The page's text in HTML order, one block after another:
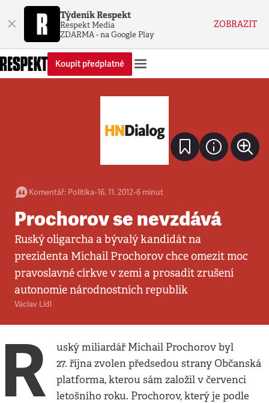
× Týdeník Respekt
Respekt Media
ZDARMA - na Google Play
ZOBRAZIT
Koupit předplatné
Komentář: Politika•16. 11. 2012•6 minut
Prochorov se nevzdává
Ruský oligarcha a bývalý kandidát na
prezidenta Michail Prochorov chce omezit moc
pravoslavné církve v zemi a prosadit zrušení
autonomie národnostních republik
Václav Lídl
R
uský miliardář Michail Prochorov byl
27. října zvolen předsedou strany Občanská
platforma, kterou sám založil v červenci
letošního roku. Prochorov, který je podle